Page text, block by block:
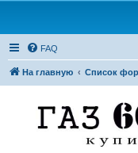
FAQ
На главную Список